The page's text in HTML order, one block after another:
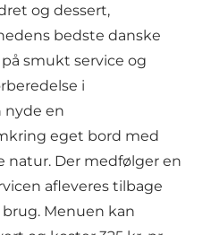
og dessert,
bedste danske
smukt service og
i
nyde en
eget bord med
natur. Der medfølger en
afleveres tilbage
Menuen kan